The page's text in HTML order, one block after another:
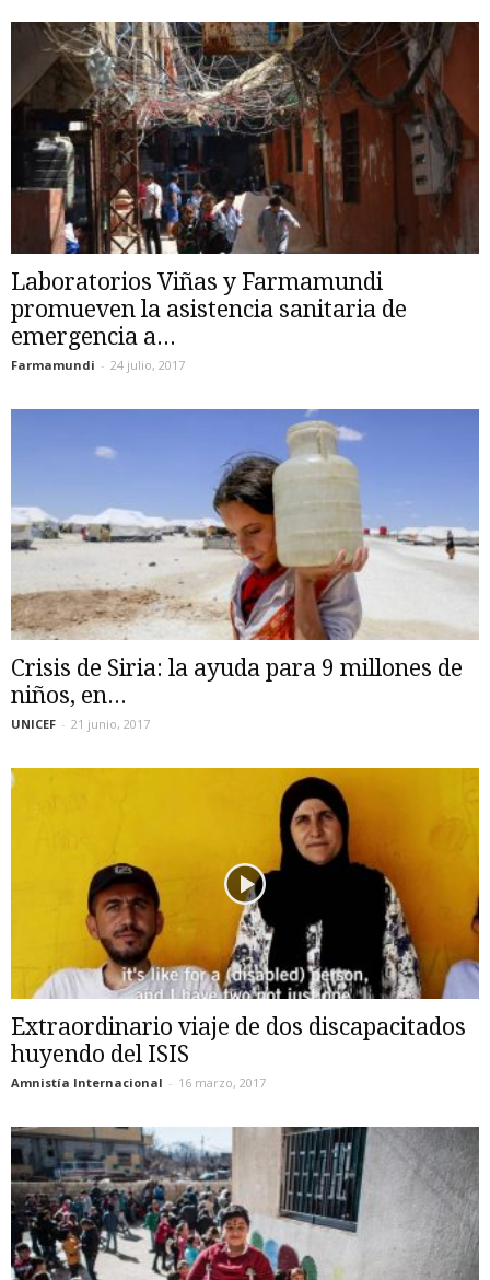
Laboratorios Viñas y Farmamundi
promueven la asistencia sanitaria de
emergencia a...
Farmamundi - 24 julio, 2017
Crisis de Siria: la ayuda para 9 millones de
niños, en...
UNICEF - 21 junio, 2017
Extraordinario viaje de dos discapacitados
huyendo del ISIS
Amnistía Internacional - 16 marzo, 2017